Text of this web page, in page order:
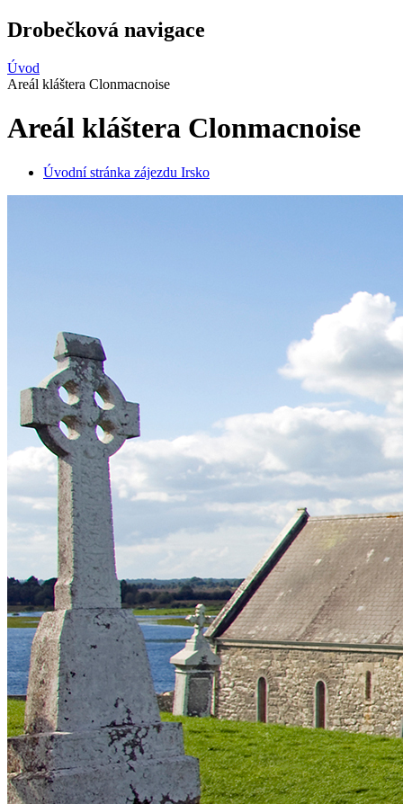
Drobečková navigace
Úvod
Areál kláštera Clonmacnoise
Areál kláštera Clonmacnoise
Úvodní stránka zájezdu Irsko